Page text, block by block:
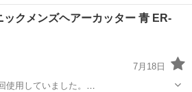
料）**でお譲りします。 平日・土日とも
はご相談ください） ご希望の方はお気軽
キッチン家電
ックメンズヘアーカッター 青 ER-
7月18日
用していました。